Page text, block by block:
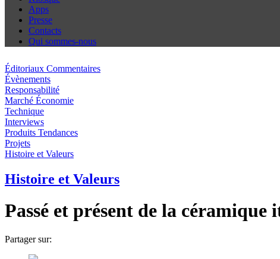
Apps
Presse
Contacts
Qui sommes-nous
Éditoriaux Commentaires
Évènements
Responsabilité
Marché Économie
Technique
Interviews
Produits Tendances
Projets
Histoire et Valeurs
Histoire et Valeurs
Passé et présent de la céramique
Partager sur: